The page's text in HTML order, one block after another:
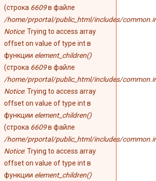
(строка 6609в файле
/home/prportal/public_html/includes/
Notice: Trying to access array
offset on value of type int в
функции element_children()
(строка 6609в файле
/home/prportal/public_html/includes/
Notice: Trying to access array
offset on value of type int в
функции element_children()
(строка 6609в файле
/home/prportal/public_html/includes/
Notice: Trying to access array
offset on value of type int в
функции element_children()